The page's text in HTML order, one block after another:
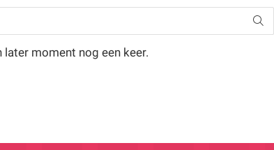
moment nog een keer.